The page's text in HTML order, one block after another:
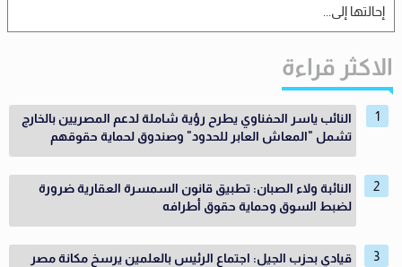
إحالتها إلى...
الاكثر قراءة
النائب ياسر الحفناوي يطرح رؤية شاملة لدعم المصريين بالخارج
تشمل "المعاش العابر للحدود" وصندوق لحماية حقوقهم
النائبة ولاء الصبان: تطبيق قانون السمسرة العقارية ضرورة
لضبط السوق وحماية حقوق أطرافه
قيادي بحزب الجيل: اجتماع الرئيس بالعلمين يرسخ مكانة مصر